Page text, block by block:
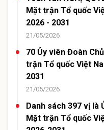
Mặt trận Tổ quốc
2026 - 2031
21/05/2026
70 Ủy viên Đoàn
trận Tổ quốc Việt
2031
21/05/2026
Danh sách 397 vị là
Mặt trận Tổ quốc